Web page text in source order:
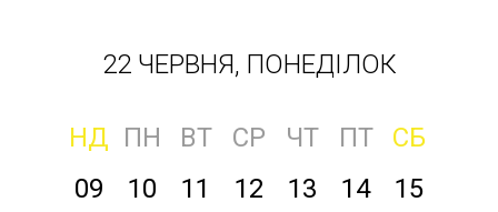
22 ЧЕРВНЯ, ПОНЕДІЛОК
НД ПН ВТ СР ЧТ ПТ
СБ
09
10 11 12 13 14 15